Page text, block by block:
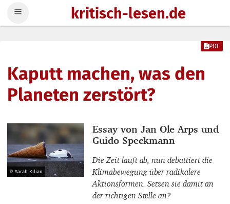
kritisch-lesen.de
Kaputt machen, was den
Planeten zerstört?
PDF
© Sarah Kilian
Thema
Essay von Jan Ole Arps und
Guido Speckmann
Die Zeit läuft ab, nun debattiert die
Klimabewegung über radikalere
Aktionsformen. Setzen sie damit an
der richtigen Stelle an?